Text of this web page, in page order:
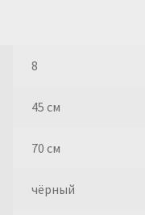
8
45 см
70 см
чёрный